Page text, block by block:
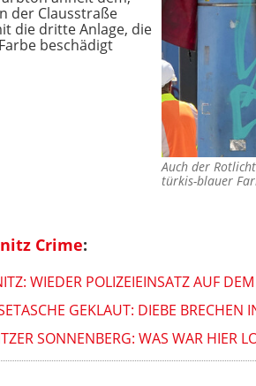
Auch der
türkis-blauer
der Clausstraße
die dritte Anlage, die
beschädigt
Crime:
WIEDER POLIZEIEINSATZ AUF
GEKLAUT: DIEBE BRECHEN
SONNENBERG: WAS WAR HIER